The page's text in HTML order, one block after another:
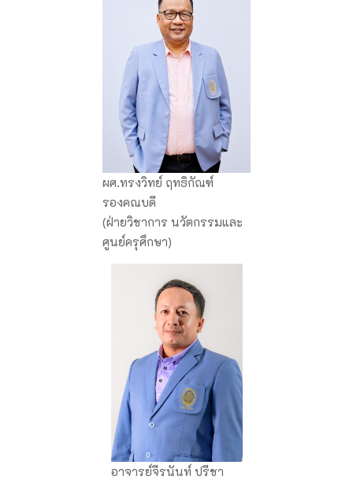
ผศ.ทรงวิทย์ ฤทธิกัณฑ์
รองคณบดี
(ฝ่ายวิชาการ นวัตกรรมและ
ศูนย์ครุศึกษา)
อาจารย์จีรนันท์ ปรีชา